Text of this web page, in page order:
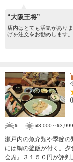
“大阪王将”
店内はとても活気があり
げを注文をお勧めします。
(
¥---- ¥3,000～¥3,999
瀬戸内の魚介類や季節の
には鯛の釜飯が付く。
会席』３１５０円が評判